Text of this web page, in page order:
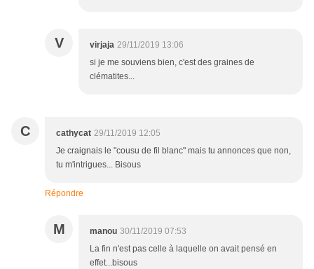
V virjaja 29/11/2019 13:06
si je me souviens bien, c'est des graines de
clématites...
C cathycat 29/11/2019 12:05
Je craignais le "cousu de fil blanc" mais tu annonces que non,
tu m'intrigues... Bisous
Répondre
M manou 30/11/2019 07:53
La fin n'est pas celle à laquelle on avait pensé en
effet...bisous